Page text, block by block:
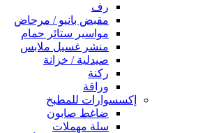
رف
مقبض بانيو / مرحاض
مواسير ستائر حمام
منشر غسيل ملابس
صيدلية / خزانة
ركنة
وراقة
إكسسوارات للمطبخ
ضاغط صابون
سلة مهملات